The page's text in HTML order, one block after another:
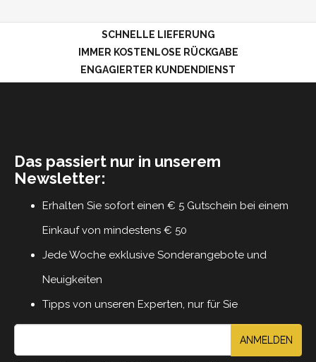
SCHNELLE LIEFERUNG
IMMER KOSTENLOSE RÜCKGABE
ENGAGIERTER KUNDENDIENST
Das passiert nur in unserem
Newsletter:
Erhalten Sie sofort einen € 5 Gutschein bei einem
Einkauf von mindestens € 50
Jede Woche exklusive Sonderangebote und
Neuigkeiten
Tipps von unseren Experten, nur für Sie
ANMELDEN